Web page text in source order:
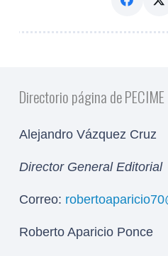
Directorio página de PECIME
Alejandro Vázquez Cruz
Director General Editorial
Correo:
Roberto Aparicio Ponce